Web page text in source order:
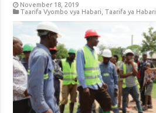
November 18, 2019
Taarifa Vyombo vya Habari ,Taarifa ya Habari